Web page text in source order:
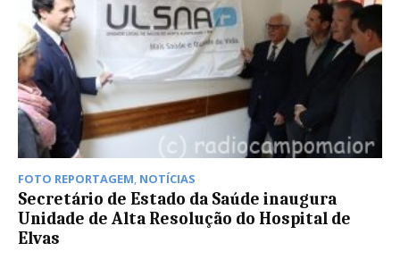
FOTO REPORTAGEM, NOTÍCIAS
Secretário de Estado da Saúde inaugura
Unidade de Alta Resolução do Hospital de
Elvas